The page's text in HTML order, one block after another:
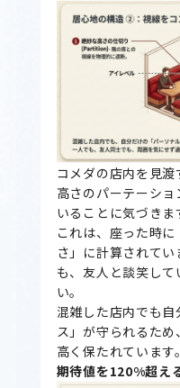
コメダの店内を見
高さのパーテーシ
いることに気づきま
これは、座った時
さ」に計算されて
も、友人と談笑し
い。
混雑した店内でも
ス」が守られるた
高く保たれています。
期待値を120%超え